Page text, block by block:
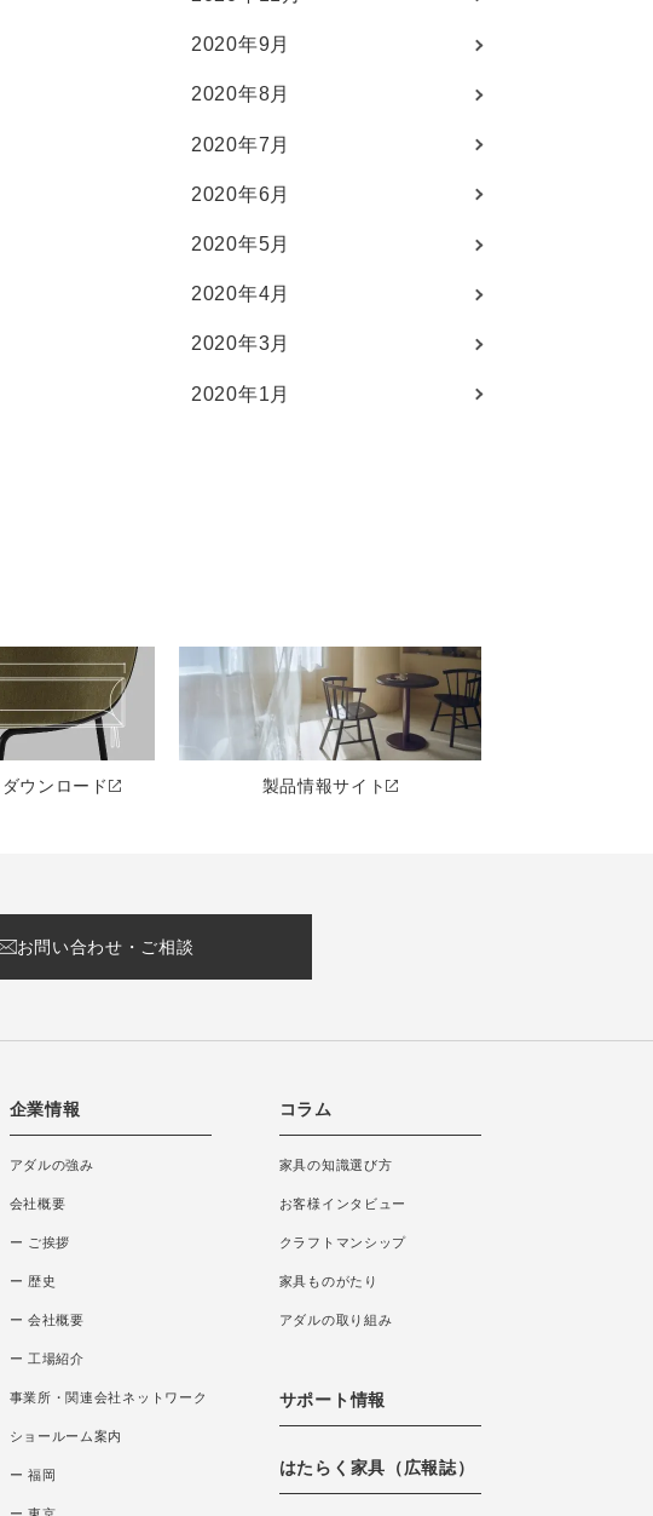
2020年9月
2020年8月
2020年7月
2020年6月
2020年5月
2020年4月
2020年3月
2020年1月
ダウンロード 製品情報サイト
お問い合わせ・ご相談
企業情報
アダルの強み
会社概要
ー ご挨拶
ー 歴史
ー 会社概要
ー 工場紹介
事業所・関連会社ネットワーク
ショールーム案内
ー 福岡
コラム
家具の知識選び方
お客様インタビュー
クラフトマンシップ
家具ものがたり
アダルの取り組み
サポート情報
はたらく家具（広報誌）